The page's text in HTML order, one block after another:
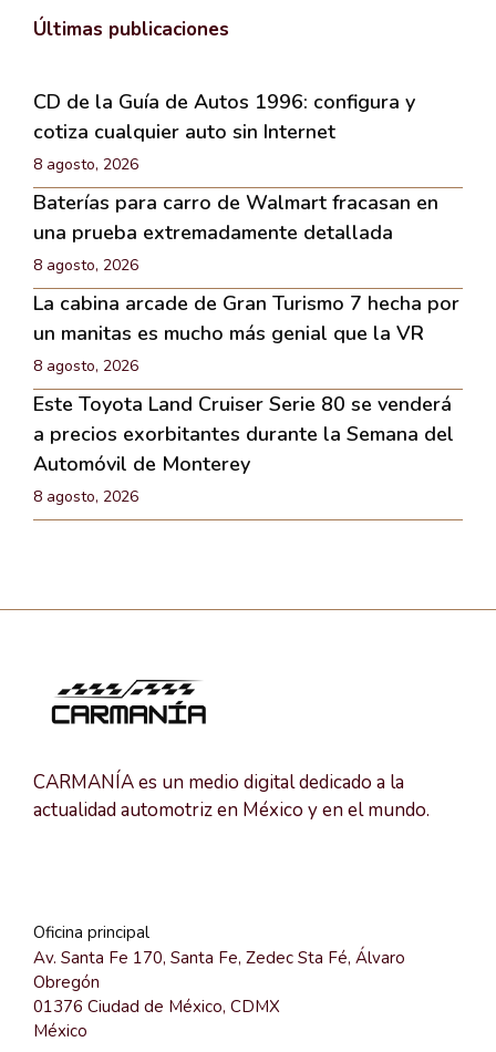
Últimas publicaciones
CD de la Guía de Autos 1996: configura y
cotiza cualquier auto sin Internet
8 agosto, 2026
Baterías para carro de Walmart fracasan en
una prueba extremadamente detallada
8 agosto, 2026
La cabina arcade de Gran Turismo 7 hecha por
un manitas es mucho más genial que la VR
8 agosto, 2026
Este Toyota Land Cruiser Serie 80 se venderá
a precios exorbitantes durante la Semana del
Automóvil de Monterey
8 agosto, 2026
CARMANÍA es un medio digital dedicado a la
actualidad automotriz en México y en el mundo.
Oficina principal
Av. Santa Fe 170, Santa Fe, Zedec Sta Fé, Álvaro
Obregón
01376 Ciudad de México, CDMX
México